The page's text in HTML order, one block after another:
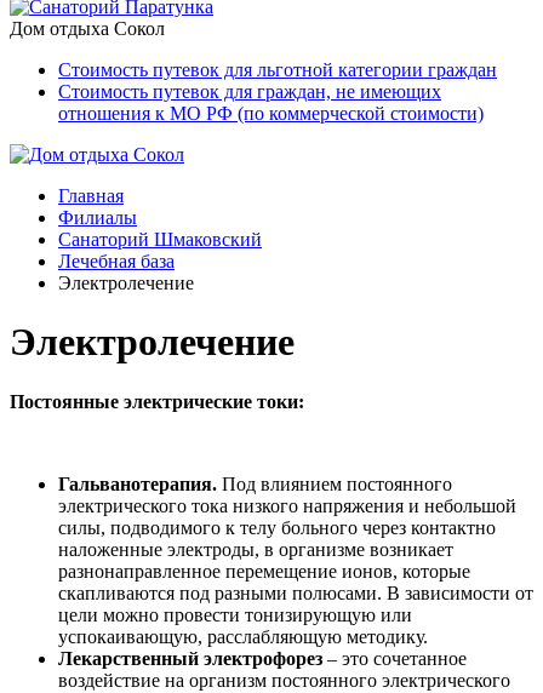
Дом отдыха Сокол
Стоимость путевок для льготной категории граждан
Стоимость путевок для граждан, не имеющих
отношения к МО РФ (по коммерческой стоимости)
Главная
Филиалы
Санаторий Шмаковский
Лечебная база
Электролечение
Электролечение
Постоянные электрические токи:
Гальванотерапия. Под влиянием постоянного
электрического тока низкого напряжения и небольшой
силы, подводимого к телу больного через контактно
наложенные электроды, в организме возникает
разнонаправленное перемещение ионов, которые
скапливаются под разными полюсами. В зависимости от
цели можно провести тонизирующую или
успокаивающую, расслабляющую методику.
Лекарственный электрофорез – это сочетанное
воздействие на организм постоянного электрического